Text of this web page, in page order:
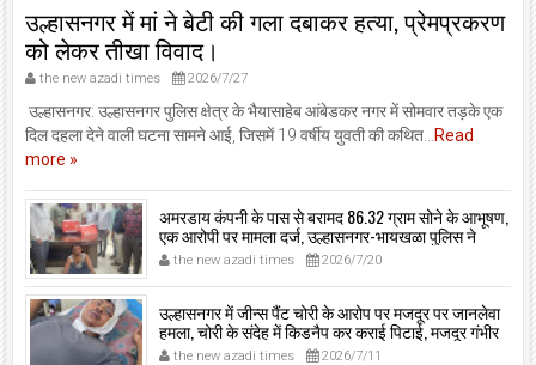
उल्हासनगर में मां ने बेटी की गला दबाकर हत्या, प्रेमप्रकरण
को लेकर तीखा विवाद।
the new azadi times 2026/7/27
उल्हासनगर: उल्हासनगर पुलिस क्षेत्र के भैयासाहेब आंबेडकर नगर में सोमवार तड़के एक
दिल दहला देने वाली घटना सामने आई, जिसमें 19 वर्षीय युवती की कथित...
Read
more »
अमरडाय कंपनी के पास से बरामद 86.32 ग्राम सोने के आभूषण,
एक आरोपी पर मामला दर्ज, उल्हासनगर-भायखळा पुलिस ने
घरफोड़ियों के संबंध में एक आरोपी से महत्वपूर्ण पूछताछ के बाद
आरोपी के साथी के ठिकाने से 10,90,261 रुपये मूल्य के सोने के
आभूषण बरामद किए।
the new azadi times 2026/7/20
उल्हासनगर में जीन्स पैंट चोरी के आरोप पर मजदूर पर जानलेवा
हमला, चोरी के संदेह में किडनैप कर कराई पिटाई, मजदूर गंभीर
रूप से जख्मी।
the new azadi times 2026/7/11